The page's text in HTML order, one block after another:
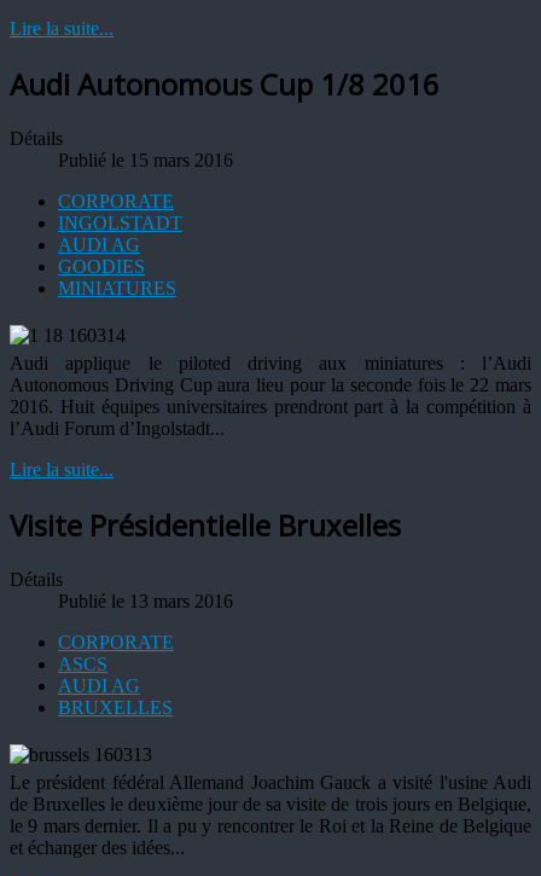
Lire la suite...
Audi Autonomous Cup 1/8 2016
Détails
Publié le 15 mars 2016
CORPORATE
INGOLSTADT
AUDI AG
GOODIES
MINIATURES
Audi applique le piloted driving aux miniatures : l’Audi
Autonomous Driving Cup aura lieu pour la seconde fois le 22 mars
2016. Huit équipes universitaires prendront part à la compétition à
l’Audi Forum d’Ingolstadt...
Lire la suite...
Visite Présidentielle Bruxelles
Détails
Publié le 13 mars 2016
CORPORATE
ASCS
AUDI AG
BRUXELLES
Le président fédéral Allemand Joachim Gauck a visité l'usine Audi
de Bruxelles le deuxième jour de sa visite de trois jours en Belgique,
le 9 mars dernier. Il a pu y rencontrer le Roi et la Reine de Belgique
et échanger des idées...